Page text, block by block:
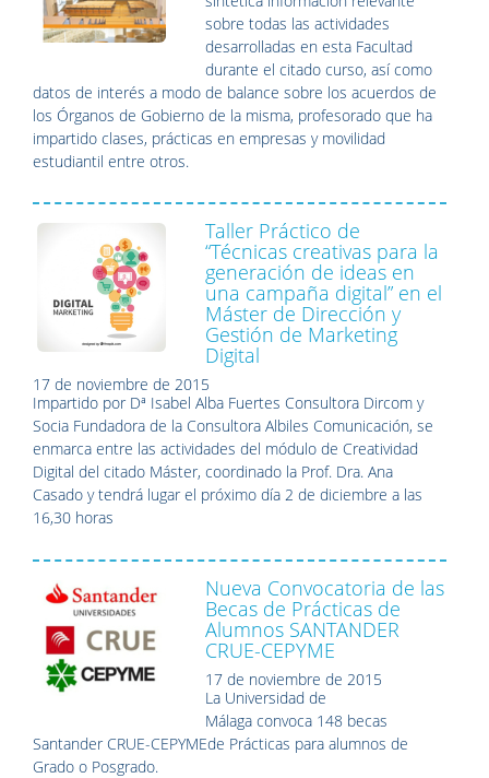
sobre todas las actividades
desarrolladas en esta Facultad
durante el citado curso, así como
datos de interés a modo de balance sobre los acuerdos de
los Órganos de Gobierno de la misma, profesorado que ha
impartido clases, prácticas en empresas y movilidad
estudiantil entre otros.
Taller Práctico de
“Técnicas creativas para la
generación de ideas en
una campaña digital” en el
Máster de Dirección y
Gestión de Marketing
Digital
17 de noviembre de 2015
Impartido por Dª Isabel Alba Fuertes Consultora Dircom y
Socia Fundadora de la Consultora Albiles Comunicación, se
enmarca entre las actividades del módulo de Creatividad
Digital del citado Máster, coordinado la Prof. Dra. Ana
Casado y tendrá lugar el próximo día 2 de diciembre a las
16,30 horas
Nueva Convocatoria de las
Becas de Prácticas de
Alumnos SANTANDER
CRUE-CEPYME
17 de noviembre de 2015
La Universidad de
Málaga convoca 148 becas
Santander CRUE-CEPYMEde Prácticas para alumnos de
Grado o Posgrado.